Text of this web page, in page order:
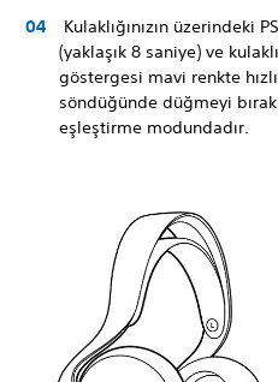
Kulaklığınızın üzerindeki
(yaklaşık 8 saniye) ve
göstergesi mavi renkte
söndüğünde düğmeyi
eşleştirme modundadır.